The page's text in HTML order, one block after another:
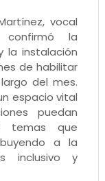
vocal
confirmó la
la instalación
de habilitar
del mes.
espacio vital
puedan
temas que
a la
inclusivo y